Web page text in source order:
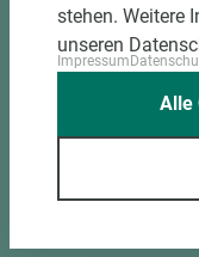
Standorte
Kontaktformular
stehen. Weitere
unseren
Impressum
Alle